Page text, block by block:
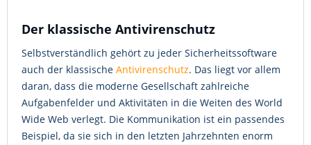
Der klassische Antivirenschutz
Selbstverständlich gehört zu jeder Sicherheitssoftware
auch der klassische Antivirenschutz. Das liegt vor allem
daran, dass die moderne Gesellschaft zahlreiche
Aufgabenfelder und Aktivitäten in die Weiten des World
Wide Web verlegt. Die Kommunikation ist ein passendes
Beispiel, da sie sich in den letzten Jahrzehnten enorm